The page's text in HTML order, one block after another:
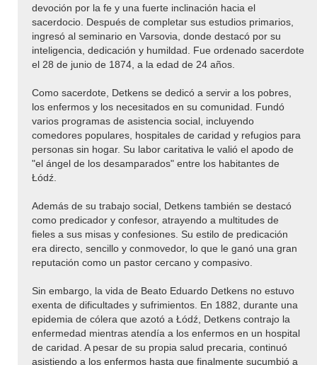
devoción por la fe y una fuerte inclinación hacia el
sacerdocio. Después de completar sus estudios primarios,
ingresó al seminario en Varsovia, donde destacó por su
inteligencia, dedicación y humildad. Fue ordenado sacerdote
el 28 de junio de 1874, a la edad de 24 años.
Como sacerdote, Detkens se dedicó a servir a los pobres,
los enfermos y los necesitados en su comunidad. Fundó
varios programas de asistencia social, incluyendo
comedores populares, hospitales de caridad y refugios para
personas sin hogar. Su labor caritativa le valió el apodo de
"el ángel de los desamparados" entre los habitantes de
Łódź.
Además de su trabajo social, Detkens también se destacó
como predicador y confesor, atrayendo a multitudes de
fieles a sus misas y confesiones. Su estilo de predicación
era directo, sencillo y conmovedor, lo que le ganó una gran
reputación como un pastor cercano y compasivo.
Sin embargo, la vida de Beato Eduardo Detkens no estuvo
exenta de dificultades y sufrimientos. En 1882, durante una
epidemia de cólera que azotó a Łódź, Detkens contrajo la
enfermedad mientras atendía a los enfermos en un hospital
de caridad. A pesar de su propia salud precaria, continuó
asistiendo a los enfermos hasta que finalmente sucumbió a